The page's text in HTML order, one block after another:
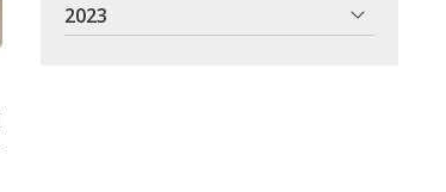
2023